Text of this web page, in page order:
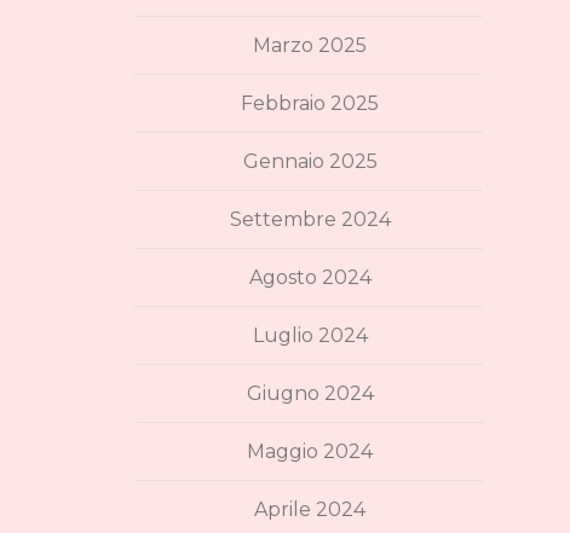
Marzo 2025
Febbraio 2025
Gennaio 2025
Settembre 2024
Agosto 2024
Luglio 2024
Giugno 2024
Maggio 2024
Aprile 2024